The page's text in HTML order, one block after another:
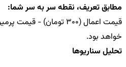
مطابق تعریف، نقطه سر به سر شما:
خواهد بود.
تحلیل سناریوها